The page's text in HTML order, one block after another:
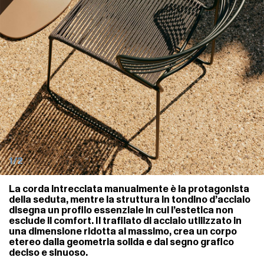
1/2
La corda intrecciata manualmente è la protagonista
della seduta, mentre la struttura in tondino d’acciaio
disegna un profilo essenziale in cui l’estetica non
esclude il comfort. Il trafilato di acciaio utilizzato in
una dimensione ridotta al massimo, crea un corpo
etereo dalla geometria solida e dal segno grafico
deciso e sinuoso.